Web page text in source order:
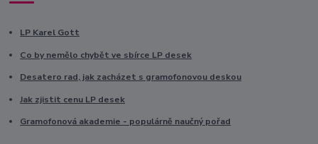
LP Karel Gott
Co by nemělo chybět ve sbírce LP desek
Desatero rad, jak zacházet s gramofonovou deskou
Jak zjistit cenu LP desek
Gramofonová akademie - populárně naučný pořad